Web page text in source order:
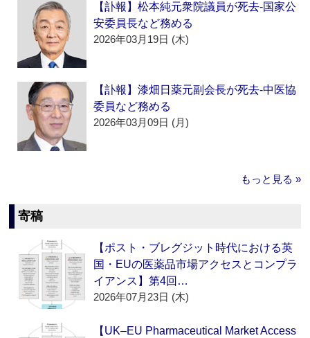
【訃報】松本純元衆院議員が死去‐国家公
安委員長など務める
2026年03月19日 (木)
【訃報】漆畑日薬元副会長が死去‐中医協
委員など務める
2026年03月09日 (月)
もっと見る »
寄稿
【ポスト・ブレグジット時代における英
国・EUの医薬品市場アクセスとコンプラ
イアンス】第4回…
2026年07月23日 (木)
【UK–EU Pharmaceutical Market Access